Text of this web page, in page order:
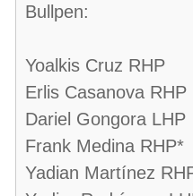
Bullpen:
Yoalkis Cruz RHP
Erlis Casanova RHP
Dariel Gongora LHP
Frank Medina RHP*
Yadian Martínez